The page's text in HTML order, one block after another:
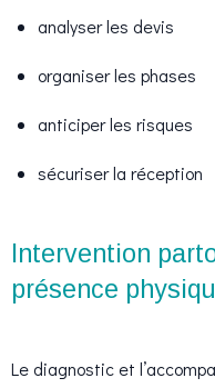
analyser les devis
organiser les phases
anticiper les risques
sécuriser la réception
Intervention
présence
Le diagnostic et